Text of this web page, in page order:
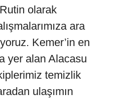
olarak
ara
Kemer’in en
yer alan Alacasu
temizlik
ulaşımın